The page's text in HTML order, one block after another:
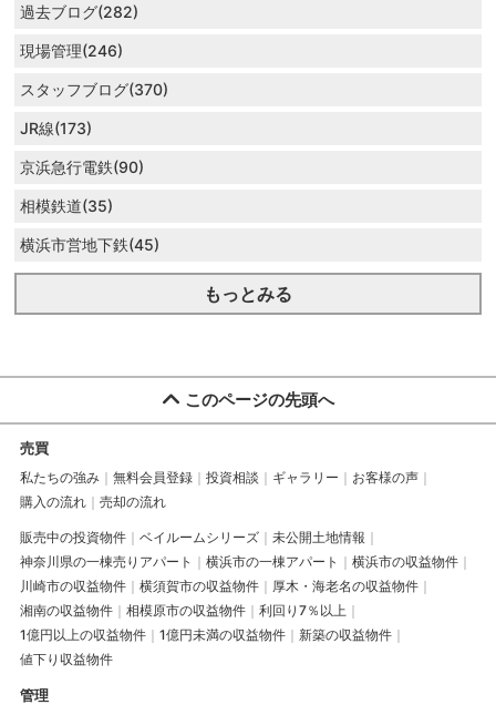
過去ブログ(282)
現場管理(246)
スタッフブログ(370)
JR線(173)
京浜急行電鉄(90)
相模鉄道(35)
横浜市営地下鉄(45)
もっとみる
このページの先頭へ
売買
私たちの強み 無料会員登録 投資相談 ギャラリー
お客様の声
購入の流れ
売却の流れ
販売中の投資物件 ベイルームシリーズ
未公開土地情報
神奈川県の一棟売りアパート
横浜市の一棟アパート
横浜市の収益物件
川崎市の収益物件
横須賀市の収益物件
厚木・海老名の収益物件
湘南の収益物件
相模原市の収益物件
利回り7％以上
1億円以上の収益物件
1億円未満の収益物件
新築の収益物件
値下り収益物件
管理